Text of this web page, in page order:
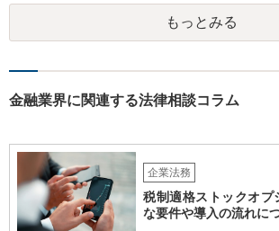
事務所で法人破産の実績があるところを探して速
資金繰り・雇用・保証の有無を整理した上で進め
ンターネットやココナラだけでなく、北海道の弁
もっとみる
金融業界に関連する法律相談コラム
企業法務
税制適格ストックオプ
な要件や導入の流れに